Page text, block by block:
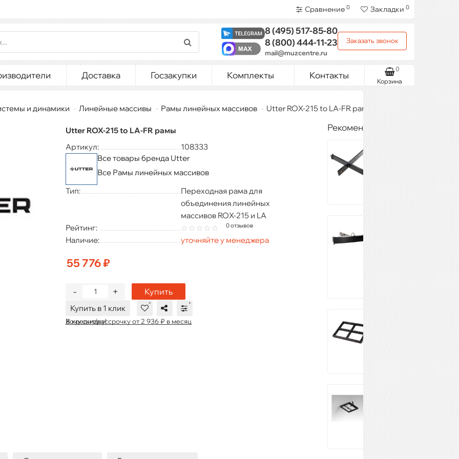
Сравнение 0 Закладки 0
8 (495)517-85-80
8 (800)444-11-23
mail@muzcentre.ru
Заказать звонок
Доставка Госзакупки Комплекты Контакты
Корзина
0
и динамики Линейные массивы Рамы линейных массивов Utter ROX-215 to LA-FR рамы
Utter ROX-215 to LA-FR рамы
Артикул:
108333
Все товары бренда Utter
Все Рамы линейных массивов
Тип:
Переходная рама для
объединения линейных
массивов ROX-215 и LA
Рейтинг:
0 отзывов
Наличие: уточняйте у менеджера
55 776 ₽
+
- Купить
Купить в 1 клик
В кредит/рассрочку от 2 936 ₽ в месяц
Хочу скидку!
Рекомендуемые товары